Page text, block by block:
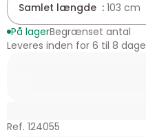
Samlet længde : 103 cm
På lagerBegrænset antal
Leveres inden for 6 til 8 dage
Ref. 124055